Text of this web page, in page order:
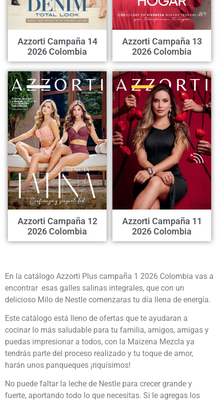
Azzorti Campaña 14
2026 Colombia
Azzorti Campaña 13
2026 Colombia
Azzorti Campaña 12
2026 Colombia
Azzorti Campaña 11
2026 Colombia
En la catálogo Azzorti Plus campaña 1 2026 Colombia vas a
encontrar esas galles salinas integrales, que con un
delicioso Milo de Nestle comenzaras tu día llena de energía.
Este catálogo está lleno de ofertas que te ayudaran a
cocinar lo más saludable para tu familia, amigos, amigas y
puedas impresionar a todos, con la Maizena Mezcla ya
tendrás parte del proceso realizado y tu toque de amor,
harán unos panqueques ¡riquísimos!
No puede faltar la leche de Nestle para crecer grande y
fuerte, aportando todo lo que necesitas. Si le agregas los